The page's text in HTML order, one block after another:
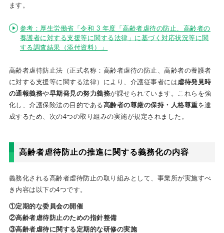
ます。
参考：厚生労働省「令和 3 年度「高齢者虐待の防止、高齢者の
養護者に対する支援等に関する法律」に基づく対応状況等に関
する調査結果（添付資料）」
高齢者虐待防止法（正式名称：高齢者虐待の防止、高齢者の養護者
に対する支援等に関する法律）により、介護従事者には 虐待発見時
の通報義務や早期発見の努力義務が課せられています。これらを強
化し、介護保険法の目的である高齢者の尊厳の保持・人格尊重を達
成するため、次の4つの取り組みの実施が規定されました。
高齢者虐待防止の推進に関する義務化の内容
義務化される高齢者虐待防止の取り組みとして、事業所が実施すべ
き内容は以下の4つです。
①定期的な委員会の開催
②高齢者虐待防止のための指針整備
③高齢者虐待に関する定期的な研修の実施